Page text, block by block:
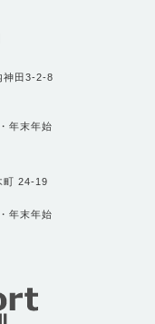
神田3-2-8
年末年始
町 24-19
年末年始